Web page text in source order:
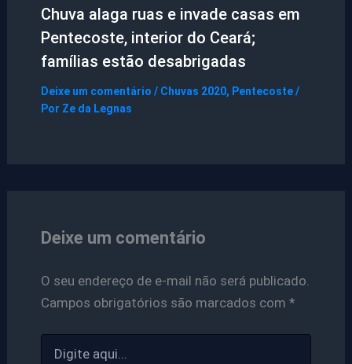
Chuva alaga ruas e invade casas em
Pentecoste, interior do Ceará;
famílias estão desabrigadas
Deixe um comentário / Chuvas 2020, Pentecoste/
Por Ze da Legnas
Deixe um comentário
O seu endereço de e-mail não será publicado.
Campos obrigatórios são marcados com *
aqui...